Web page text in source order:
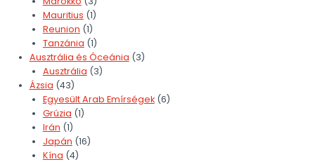
Mauritius (1)
Reunion (1)
Tanzánia (1)
Ausztrália és Óceánia (3)
Ausztrália (3)
Ázsia (43)
Egyesült Arab Emírségek(6)
Grúzia (1)
Irán (1)
Japán (16)
Kína (4)